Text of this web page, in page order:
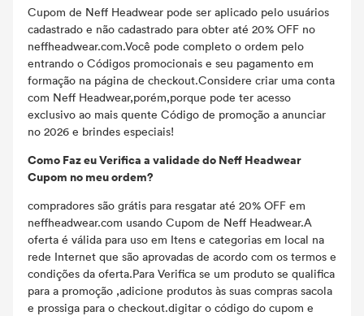
Cupom de Neff Headwear pode ser aplicado pelo usuários
cadastrado e não cadastrado para obter até 20% OFF no
neffheadwear.com.Você pode completo o ordem pelo
entrando o Códigos promocionais e seu pagamento em
formação na página de checkout.Considere criar uma conta
com Neff Headwear,porém,porque pode ter acesso
exclusivo ao mais quente Código de promoção a anunciar
no 2026 e brindes especiais!
Como Faz eu Verifica a validade do Neff Headwear
Cupom no meu ordem?
compradores são grátis para resgatar até 20% OFF em
neffheadwear.com usando Cupom de Neff Headwear.A
oferta é válida para uso em Itens e categorias em local na
rede Internet que são aprovadas de acordo com os termos e
condições da oferta.Para Verifica se um produto se qualifica
para a promoção ,adicione produtos às suas compras sacola
e prossiga para o checkout.digitar o código do cupom e